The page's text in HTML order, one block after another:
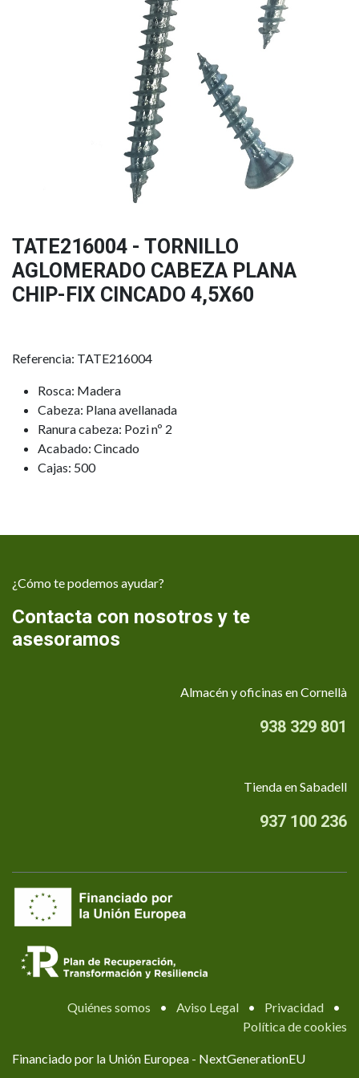
TATE216004 - TORNILLO
AGLOMERADO CABEZA PLANA
CHIP-FIX CINCADO 4,5X60
Referencia: TATE216004
Rosca: Madera
Cabeza: Plana avellanada
Ranura cabeza: Pozi nº 2
Acabado: Cincado
Cajas: 500
¿Cómo te podemos ayudar?
Contacta con nosotros y te
asesoramos
Almacén y oficinas en Cornellà
938 329 801
Tienda en Sabadell
937 100 236
Quiénes somos • Aviso Legal • Privacidad
•
Política de cookies
Financiado por la Unión Europea - NextGenerationEU